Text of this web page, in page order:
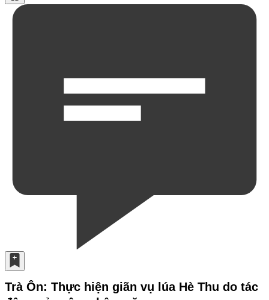
Trà Ôn: Thực hiện giãn vụ lúa Hè Thu do tác